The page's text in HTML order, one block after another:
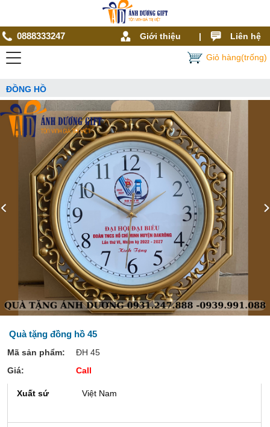
0888333247 Giới thiệu | Liên hệ
Giỏ hàng(trống)
ĐỒNG HỒ
Quà tặng đồng hồ 45
Mã sản phẩm:
ĐH 45
Giá:
Call
Xuất sứ Việt Nam